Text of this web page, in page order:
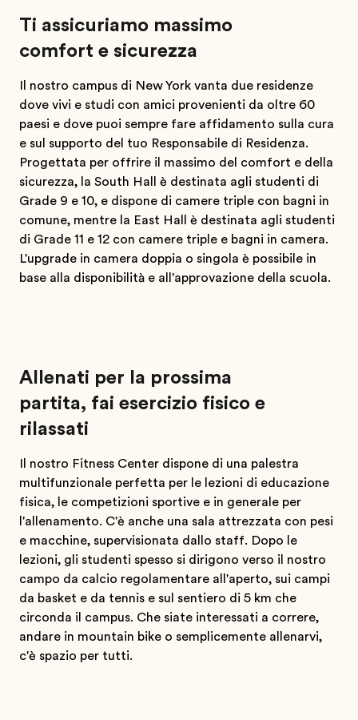
Ti assicuriamo massimo
comfort e sicurezza
Il nostro campus di New York vanta due residenze
dove vivi e studi con amici provenienti da oltre 60
paesi e dove puoi sempre fare affidamento sulla cura
e sul supporto del tuo Responsabile di Residenza.
Progettata per offrire il massimo del comfort e della
sicurezza, la South Hall è destinata agli studenti di
Grade 9 e 10, e dispone di camere triple con bagni in
comune, mentre la East Hall è destinata agli studenti
di Grade 11 e 12 con camere triple e bagni in camera.
L'upgrade in camera doppia o singola è possibile in
base alla disponibilità e all'approvazione della scuola.
Allenati per la prossima
partita, fai esercizio fisico e
rilassati
Il nostro Fitness Center dispone di una palestra
multifunzionale perfetta per le lezioni di educazione
fisica, le competizioni sportive e in generale per
l'allenamento. C'è anche una sala attrezzata con pesi
e macchine, supervisionata dallo staff. Dopo le
lezioni, gli studenti spesso si dirigono verso il nostro
campo da calcio regolamentare all'aperto, sui campi
da basket e da tennis e sul sentiero di 5 km che
circonda il campus. Che siate interessati a correre,
andare in mountain bike o semplicemente allenarvi,
c'è spazio per tutti.